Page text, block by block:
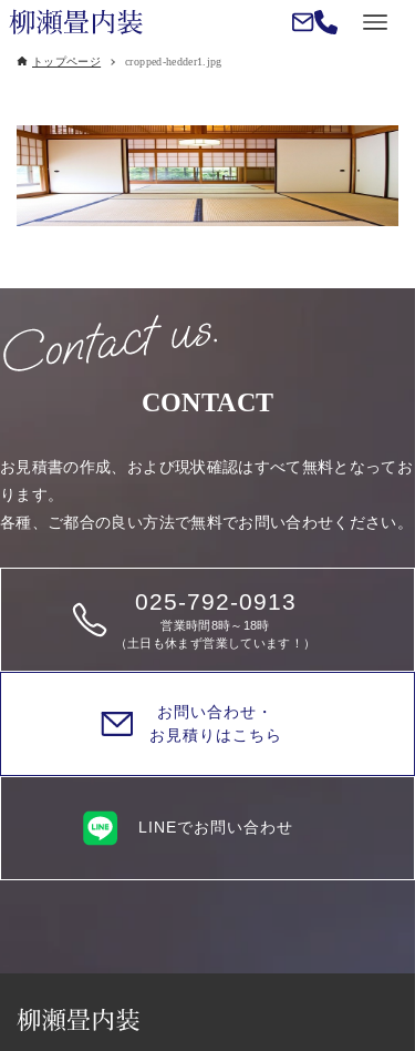
トップページ cropped-hedder1.jpg
CONTACT
お見積書の作成、および現状確認はすべて無料となってお
ります。
各種、ご都合の良い方法で無料でお問い合わせください。
025-792-0913
営業時間8時～18時
（土日も休まず営業しています！）
お問い合わせ・
お見積りはこちら
LINEでお問い合わせ